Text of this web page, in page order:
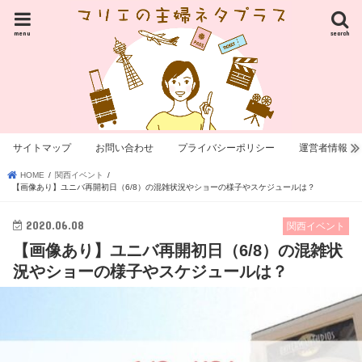
search
menu
サイトマップ お問い合わせ プライバシーポリシー 運営者情報
HOME
関西イベント
【画像あり】ユニバ再開初日（6/8）の混雑状況やショーの様子やスケジュールは？
関西イベント
2020.06.08
【画像あり】ユニバ再開初日（6/8）の混雑状
況やショーの様子やスケジュールは？